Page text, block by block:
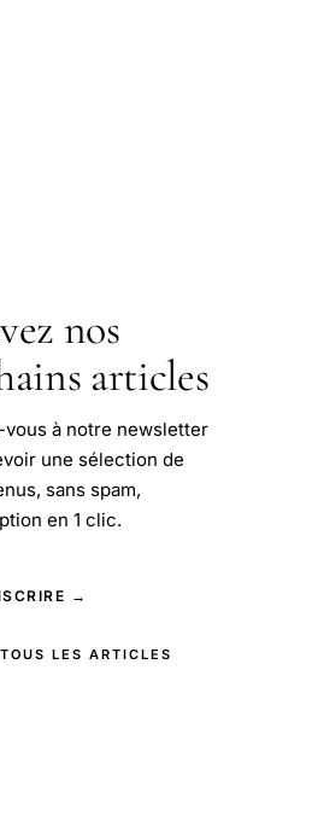
nos
articles
à notre newsletter
une sélection de
sans spam,
en 1 clic.
→
LES ARTICLES